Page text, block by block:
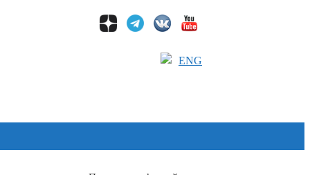
ENG